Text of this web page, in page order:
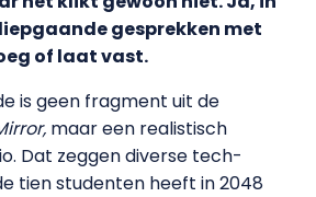
gesprekken met
of laat vast.
is geen fragment uit de
maar een realistisch
Dat zeggen diverse tech-
tien studenten heeft in 2048